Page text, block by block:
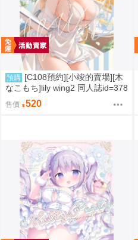
預購 [C108預約][小竣的賣場][木
なこもち]lily wing2 同人誌id=378
售價 520